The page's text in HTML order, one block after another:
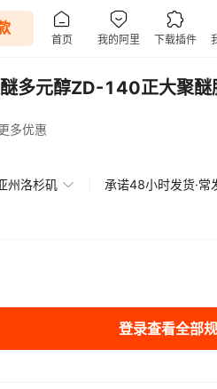
多元醇ZD-140正大聚
多优惠
州洛杉矶 承诺48小时发货·常
登录查看全部